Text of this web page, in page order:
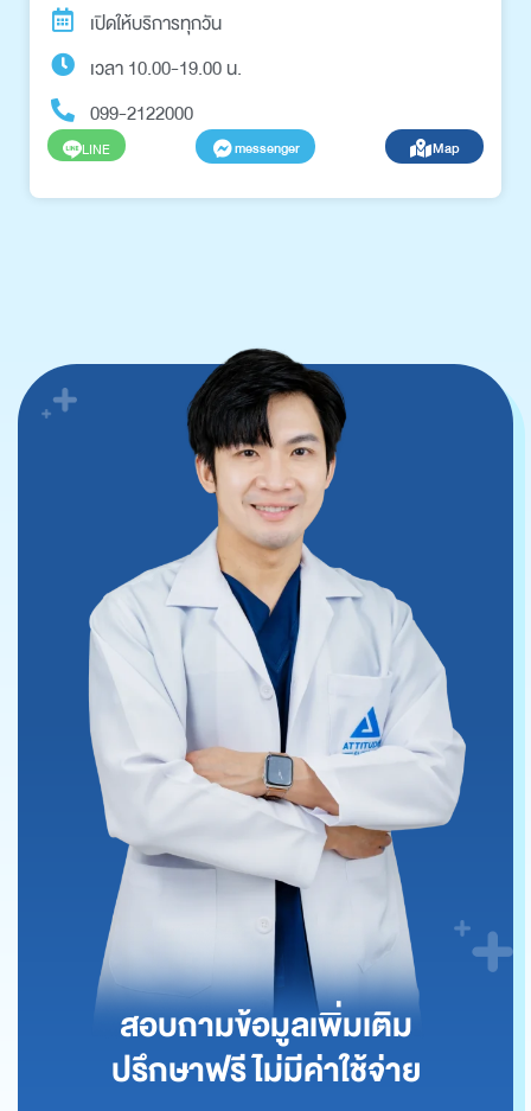
เปิดให้บริการทุกวัน
เวลา 10.00-19.00 น.
099-2122000
LINE messenger Map
สอบถามข้อมูลเพิ่มเติม
ปรึกษาฟรี ไม่มีค่าใช้จ่าย